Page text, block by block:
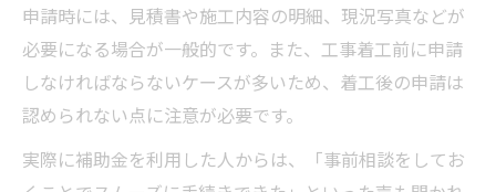
申請時には、見積書や施工内容の明細、現況写真などが
必要になる場合が一般的です。また、工事着工前に申請
しなければならないケースが多いため、着工後の申請は
認められない点に注意が必要です。
実際に補助金を利用した人からは、「事前相談をしてお